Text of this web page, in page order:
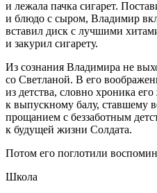
и лежала пачка сигарет.
и блюдо с сыром, Владимир
вставил диск с лучшими
и закурил сигарету.
Из сознания Владимира не
со Светланой. В его
из детства, словно хроника
к выпускному балу, ставшему
прощанием с беззаботным
к будущей жизни Солдата.
Потом его поглотили
Школа